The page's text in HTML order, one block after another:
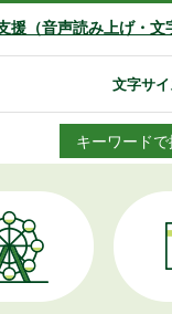
援（音声読み上げ・文
文字サ
キーワードで